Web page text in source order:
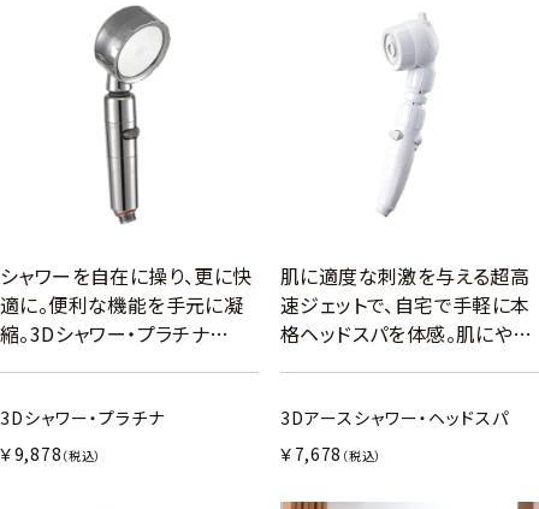
シャワーを自在に操り、更に快
適に。便利な機能を手元に凝
縮。3Dシャワー・プラチナ…
3Dシャワー・プラチナ
￥9,878 （税込）
肌に適度な刺激を与える超高
速ジェットで、自宅で手軽に本
格ヘッドスパを体感。肌にや…
3Dアースシャワー・ヘッドスパ
￥7,678 （税込）